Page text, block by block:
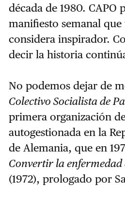
década de 1980. CAPO
manifiesto semanal que
considera inspirador.
decir la historia
No podemos dejar de
Colectivo Socialista de
primera organización
autogestionada en la
de Alemania, que en
Convertir la
(1972), prologado por